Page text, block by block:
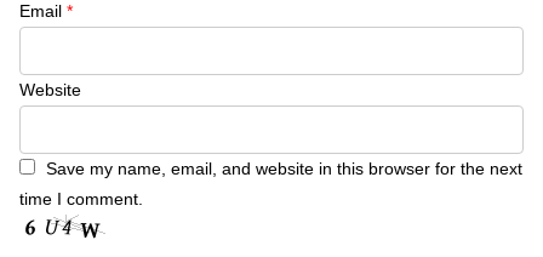
Email *
Website
Save my name, email, and website in this browser for the next
time I comment.